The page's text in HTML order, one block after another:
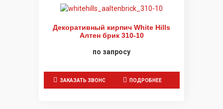
Декоративный кирпич White Hills
Алтен брик 310-10
по запросу
ЗАКАЗАТЬ ЗВОНОК ПОДРОБНЕЕ